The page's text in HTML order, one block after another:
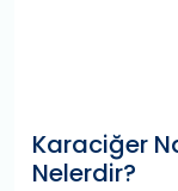
Karaciğer
Nelerdir?